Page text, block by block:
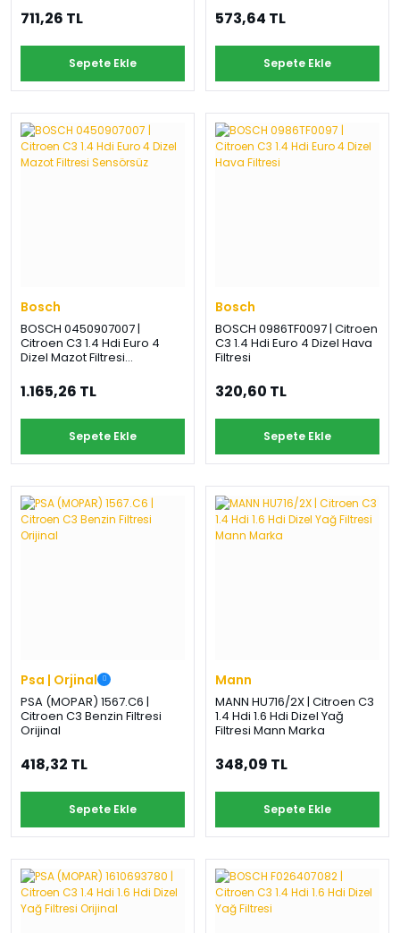
711,26 TL
Sepete Ekle
573,64 TL
Sepete Ekle
Bosch
BOSCH 0450907007 |
Citroen C3 1.4 Hdi Euro 4
Dizel Mazot Filtresi
1.165,26 TL
Sepete Ekle
Bosch
BOSCH 0986TF0097 | Citroen
C3 1.4 Hdi Euro 4 Dizel Hava
Filtresi
320,60 TL
Sepete Ekle
Psa | Orjinal
PSA (MOPAR) 1567.C6 |
Citroen C3 Benzin Filtresi
Orijinal
418,32 TL
Sepete Ekle
Mann
MANN HU716/2X | Citroen C3
1.4 Hdi 1.6 Hdi Dizel Yağ
Filtresi Mann Marka
348,09 TL
Sepete Ekle